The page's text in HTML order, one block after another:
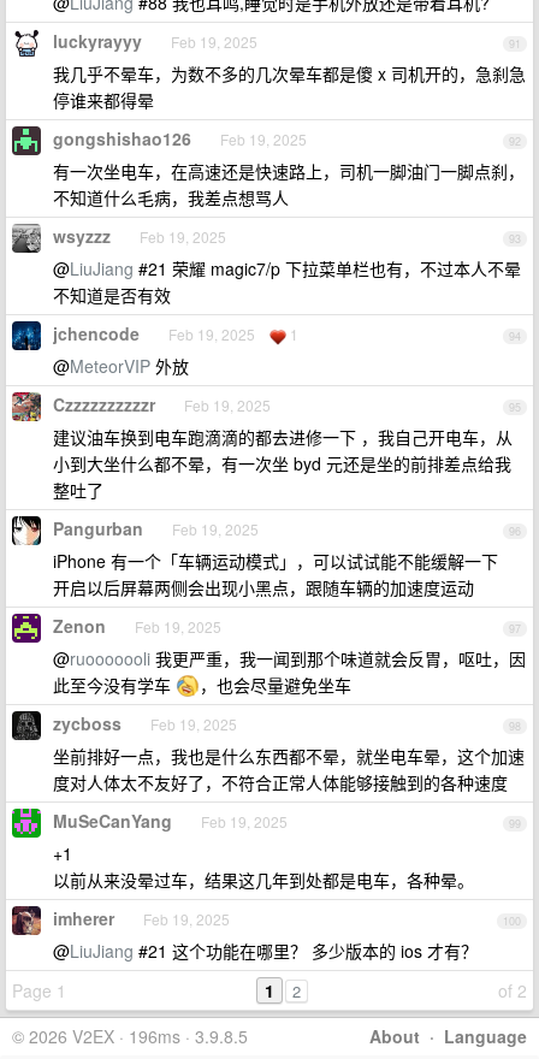
91
luckyrayyy Feb 19, 2025
我几乎不晕车，为数不多的几次晕车都是傻 x 司机开的，急刹急
停谁来都得晕
92
gongshishao126 Feb 19, 2025
有一次坐电车，在高速还是快速路上，司机一脚油门一脚点刹，
不知道什么毛病，我差点想骂人
93
wsyzzz Feb 19, 2025
@LiuJiang #21 荣耀 magic7/p 下拉菜单栏也有，不过本人不晕
不知道是否有效
94
jchencode Feb 19, 2025 1
@MeteorVIP 外放
95
Czzzzzzzzzzr Feb 19, 2025
建议油车换到电车跑滴滴的都去进修一下 ，我自己开电车，从
小到大坐什么都不晕，有一次坐 byd 元还是坐的前排差点给我
整吐了
96
Pangurban Feb 19, 2025
iPhone 有一个「车辆运动模式」，可以试试能不能缓解一下
开启以后屏幕两侧会出现小黑点，跟随车辆的加速度运动
97
Zenon Feb 19, 2025
@ruooooooli 我更严重，我一闻到那个味道就会反胃，呕吐，因
此至今没有学车
，也会尽量避免坐车
98
zycboss Feb 19, 2025
坐前排好一点，我也是什么东西都不晕，就坐电车晕，这个加速
度对人体太不友好了，不符合正常人体能够接触到的各种速度
99
MuSeCanYang Feb 19, 2025
+1
以前从来没晕过车，结果这几年到处都是电车，各种晕。
100
imherer Feb 19, 2025
@LiuJiang #21 这个功能在哪里？ 多少版本的 ios 才有？
Page 1
of 2
1 2
About · Language
© 2026 V2EX · 196ms · 3.9.8.5